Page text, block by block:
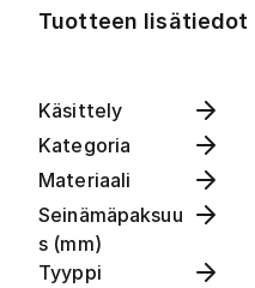
Tuotteen lisätiedot
Käsittely
Kategoria
Materiaali
Seinämäpaksuu
s (mm)
Tyyppi